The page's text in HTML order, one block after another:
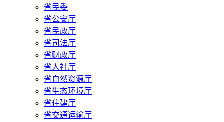
省民委
省公安厅
省民政厅
省司法厅
省财政厅
省人社厅
省自然资源厅
省生态环境厅
省住建厅
省交通运输厅